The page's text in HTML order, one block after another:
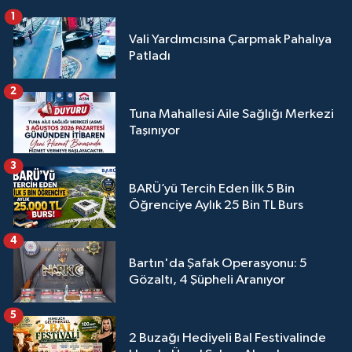
Vali Yardımcısına Çarpmak Pahalıya
Patladı
1
Tuna Mahallesi Aile Sağlığı Merkezi
Taşınıyor
2
BARÜ’yü Tercih Eden İlk 5 Bin
Öğrenciye Aylık 25 Bin TL Burs
3
Bartın'da Şafak Operasyonu: 5
Gözaltı, 4 Şüpheli Aranıyor
4
2 Buzağı Hediyeli Bal Festivalinde
5